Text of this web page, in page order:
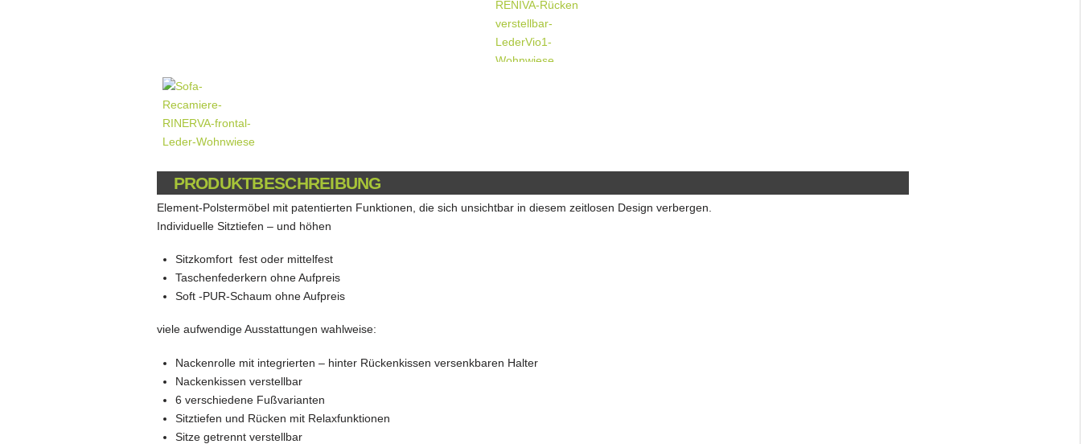
PRODUKTBESCHREIBUNG
Element-Polstermöbel mit patentierten Funktionen, die sich unsichtbar in diesem zeitlosen Design verbergen.
Individuelle Sitztiefen – und höhen
Sitzkomfort fest oder mittelfest
Taschenfederkern ohne Aufpreis
Soft -PUR-Schaum ohne Aufpreis
viele aufwendige Ausstattungen wahlweise:
Nackenrolle mit integrierten – hinter Rückenkissen versenkbaren Halter
Nackenkissen verstellbar
6 verschiedene Fußvarianten
Sitztiefen und Rücken mit Relaxfunktionen
Sitze getrennt verstellbar